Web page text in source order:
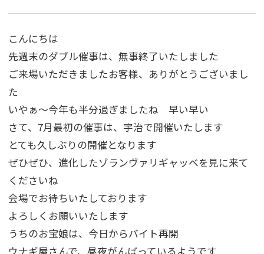
こんにちは
先週末のダブル催事は、無事終了いたしました
ご来場いただきましたお客様、ありがとうございまし
た
いやぁ～今年も半分過ぎましたね 早い早い
さて、7月最初の催事は、宇治で開催いたします
とても久しぶりの開催となります
ぜひぜひ、進化したゾランヴァリギャッベを見に来て
くださいね
会場でお待ちいたしております
よろしくお願いいたします
うちのお宝娘は、今日からバイト再開
ウナギ屋さんで、昼夜がんばっているようです